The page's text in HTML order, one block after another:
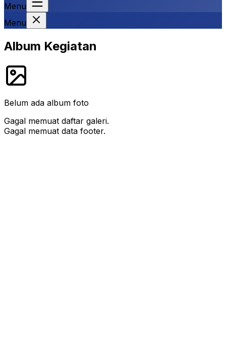
Menu
Menu
Album Kegiatan
Belum ada album foto
Gagal memuat daftar galeri.
Gagal memuat data footer.